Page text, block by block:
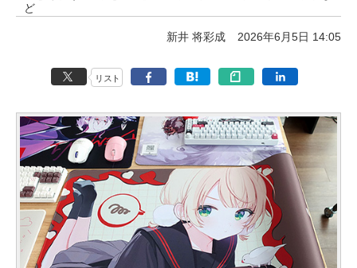
ど
新井 将彩成 2026年6月5日 14:05
リスト